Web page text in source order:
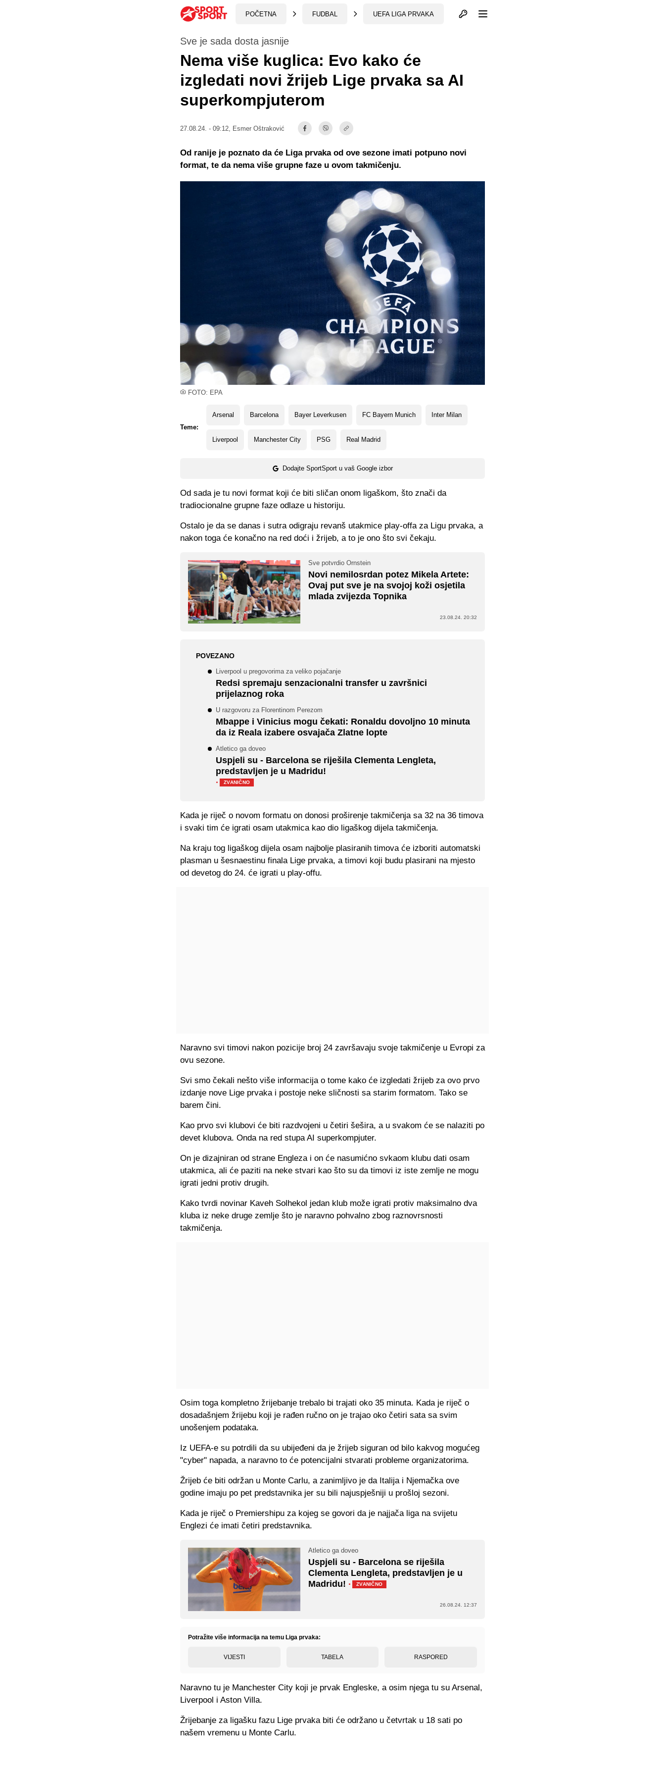
POČETNA FUDBAL UEFA LIGA PRVAKA Otvori profil
FOTO: EPA
Sve je sada dosta jasnije
Nema više kuglica: Evo kako će
izgledati novi žrijeb Lige prvaka sa AI
superkompjuterom
27.08.24. - 09:12, Esmer Oštraković
Teme:
Arsenal Barcelona Bayer Leverkusen FC Bayern Munich Inter Milan
Liverpool Manchester City PSG Real Madrid
Dodajte SportSport u vaš Google izbor
Od ranije je poznato da će Liga prvaka od ove sezone imati potpuno novi
format, te da nema više grupne faze u ovom takmičenju.
Od sada je tu novi format koji će biti sličan onom ligaškom, što znači da
tradiocionalne grupne faze odlaze u historiju.
Ostalo je da se danas i sutra odigraju revanš utakmice play-offa za Ligu prvaka, a
nakon toga će konačno na red doći i žrijeb, a to je ono što svi čekaju.
Sve potvrdio Ornstein
Novi nemilosrdan potez Mikela Artete:
Ovaj put sve je na svojoj koži osjetila
mlada zvijezda Topnika
23.08.24. 20:32
POVEZANO
Liverpool u pregovorima za veliko pojačanje
Redsi spremaju senzacionalni transfer u završnici
prijelaznog roka
U razgovoru za Florentinom Perezom
Mbappe i Vinicius mogu čekati: Ronaldu dovoljno 10 minuta
da iz Reala izabere osvajača Zlatne lopte
Atletico ga doveo
Uspjeli su - Barcelona se riješila Clementa Lengleta,
predstavljen je u Madridu!
·
ZVANIČNO
Kada je riječ o novom formatu on donosi proširenje takmičenja sa 32 na 36 timova
i svaki tim će igrati osam utakmica kao dio ligaškog dijela takmičenja.
Na kraju tog ligaškog dijela osam najbolje plasiranih timova će izboriti automatski
plasman u šesnaestinu finala Lige prvaka, a timovi koji budu plasirani na mjesto
od devetog do 24. će igrati u play-offu.
Naravno svi timovi nakon pozicije broj 24 završavaju svoje takmičenje u Evropi za
ovu sezone.
Svi smo čekali nešto više informacija o tome kako će izgledati žrijeb za ovo prvo
izdanje nove Lige prvaka i postoje neke sličnosti sa starim formatom. Tako se
barem čini.
Kao prvo svi klubovi će biti razdvojeni u četiri šešira, a u svakom će se nalaziti po
devet klubova. Onda na red stupa AI superkompjuter.
On je dizajniran od strane Engleza i on će nasumićno svkaom klubu dati osam
utakmica, ali će paziti na neke stvari kao što su da timovi iz iste zemlje ne mogu
igrati jedni protiv drugih.
Kako tvrdi novinar Kaveh Solhekol jedan klub može igrati protiv maksimalno dva
kluba iz neke druge zemlje što je naravno pohvalno zbog raznovrsnosti
takmičenja.
Osim toga kompletno žrijebanje trebalo bi trajati oko 35 minuta. Kada je riječ o
dosadašnjem žrijebu koji je rađen ručno on je trajao oko četiri sata sa svim
unošenjem podataka.
Iz UEFA-e su potrdili da su ubijeđeni da je žrijeb siguran od bilo kakvog mogućeg
"cyber" napada, a naravno to će potencijalni stvarati probleme organizatorima.
Žrijeb će biti održan u Monte Carlu, a zanimljivo je da Italija i Njemačka ove
godine imaju po pet predstavnika jer su bili najuspješniji u prošloj sezoni.
Kada je riječ o Premiershipu za kojeg se govori da je najjača liga na svijetu
Englezi će imati četiri predstavnika.
Atletico ga doveo
Uspjeli su - Barcelona se riješila
Clementa Lengleta, predstavljen je u
Madridu! · ZVANIČNO
26.08.24. 12:37
Potražite više informacija na temu Liga prvaka:
VIJESTI TABELA RASPORED
Naravno tu je Manchester City koji je prvak Engleske, a osim njega tu su Arsenal,
Liverpool i Aston Villa.
Žrijebanje za ligašku fazu Lige prvaka biti će održano u četvrtak u 18 sati po
našem vremenu u Monte Carlu.